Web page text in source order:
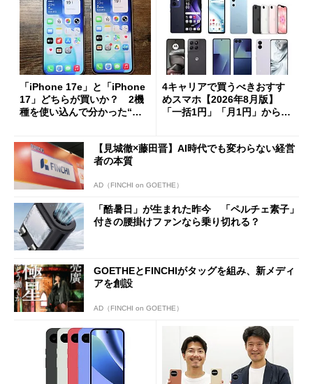
「iPhone 17e」と「iPhone
17」どちらが買いか？ 2機
種を使い込んで分かった“ス
4キャリアで買うべきおすす
めスマホ【2026年8月版】
「一括1円」「月1円」からお
【見城徹×藤田晋】AI時代でも変わらない経営
者の本質
AD（FINCHI on GOETHE）
「酷暑日」が生まれた昨今 「ペルチェ素子」
付きの腰掛けファンなら乗り切れる？
GOETHEとFINCHIがタッグを組み、新メディ
アを創設
AD（FINCHI on GOETHE）